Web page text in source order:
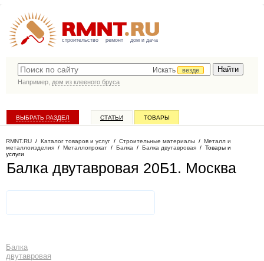
строительство ремонт дом и дача
Искать
везде
Например, дом из клееного бруса
ВЫБРАТЬ РАЗДЕЛ СТАТЬИ ТОВАРЫ
RMNT.RU / Каталог товаров и услуг / Строительные материалы / Металл и
металлоизделия / Металлопрокат / Балка / Балка двутавровая / Товары и
услуги
Балка двутавровая 20Б1. Москва
Балка
двутавровая